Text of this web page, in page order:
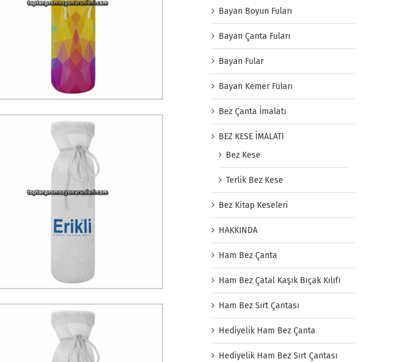
Bayan Boyun Fuları
Bayan Çanta Fuları
Bayan Fular
Bayan Kemer Fuları
Bez Çanta İmalatı
BEZ KESE İMALATI
Bez Kese
Terlik Bez Kese
Bez Kitap Keseleri
HAKKINDA
Ham Bez Çanta
Ham Bez Çatal Kaşık Bıçak Kılıfı
Ham Bez Sırt Çantası
Hediyelik Ham Bez Çanta
Hediyelik Ham Bez Sırt Çantası